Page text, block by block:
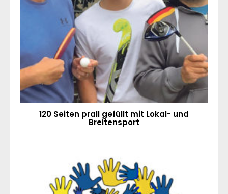
120 Seiten prall gefüllt mit Lokal- und
Breitensport